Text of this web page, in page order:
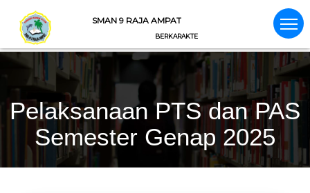
SMAN 9 RAJA AMPAT
BERKARAKTER, BERWAWASAN, BERIMAN
Pelaksanaan PTS dan PAS
Semester Genap 2025